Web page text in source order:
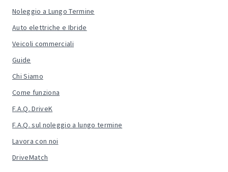
Noleggio a Lungo Termine
Auto elettriche e Ibride
Veicoli commerciali
Guide
Chi Siamo
Come funziona
F.A.Q. DriveK
F.A.Q. sul noleggio a lungo termine
Lavora con noi
DriveMatch